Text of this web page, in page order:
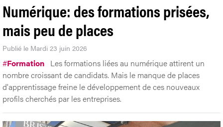
Numérique: des formations prisées,
mais peu de places
Publié le Mardi 23 juin 2026
#Formation Les formations liées au numérique attirent un
nombre croissant de candidats. Mais le manque de places
d'apprentissage freine le développement de ces nouveaux
profils cherchés par les entreprises.